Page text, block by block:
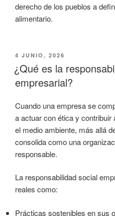
derecho de los pueblos a
alimentario.
PUBLICADO
EL
4 JUNIO, 2026
¿Qué es la
empresarial?
Cuando una empresa se
a actuar con ética y contribuir
el medio ambiente, más allá
consolida como una
responsable.
La responsabilidad social
reales como:
Prácticas sostenibles en sus